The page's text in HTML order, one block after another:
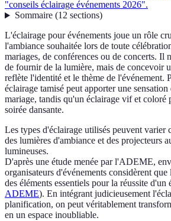
"conseils éclairage événements 2026".
Sommaire(12 sections)
L'éclairage pour événements joue un rôle
l'ambiance souhaitée lors de toute
mariages, de conférences ou de concerts. Il
de fournir de la lumière, mais de concevoir
reflète l'identité et le thème de l'événement.
éclairage tamisé peut apporter une
mariage, tandis qu'un éclairage vif et coloré
soirée dansante.
Les types d'éclairage utilisés peuvent varier
des lumières d'ambiance et des projecteurs
lumineuses.
D'après une étude menée par l'ADEME,
organisateurs d'événements considèrent
des éléments essentiels pour la réussite d'un
ADEME). En intégrant judicieusement
planification, on peut véritablement
en un espace inoubliable.